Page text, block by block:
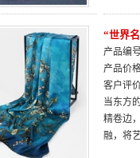
“世界
产品编
产品价
客户评
当东方
精卷边
融，将